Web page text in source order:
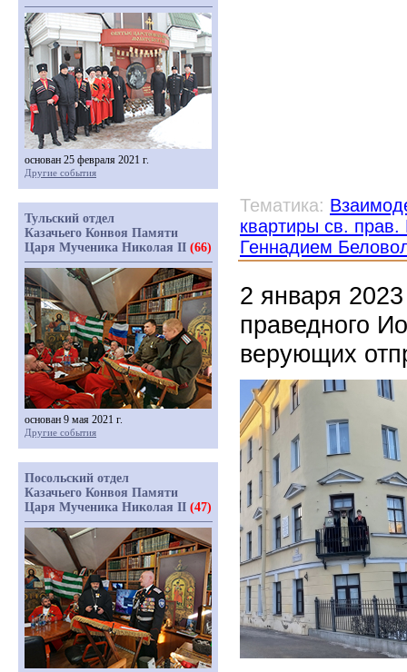
Тематика:
квартиры св.
Геннадием
2 января
праведного
верующих
основан 25 февраля 2021 г.
Другие события
Тульский отдел
Казачьего Конвоя Памяти
Царя Мученика Николая II (66)
основан 9 мая 2021 г.
Другие события
Посольский отдел
Казачьего Конвоя Памяти
Царя Мученика Николая II (47)